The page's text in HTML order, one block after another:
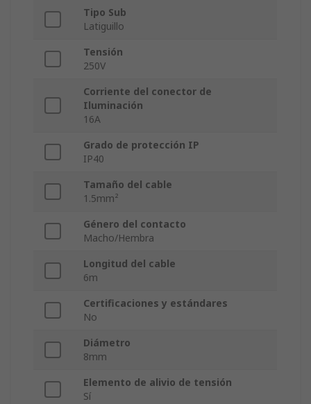
Tipo Sub
Latiguillo
Tensión
250V
Corriente del conector de
Iluminación
16A
Grado de protección IP
IP40
Tamaño del cable
1.5mm²
Género del contacto
Macho/Hembra
Longitud del cable
6m
Certificaciones y estándares
No
Diámetro
8mm
Elemento de alivio de tensión
Sí